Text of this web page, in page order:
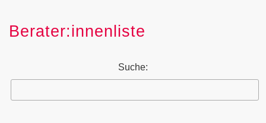
Berater:innenliste
Suche: